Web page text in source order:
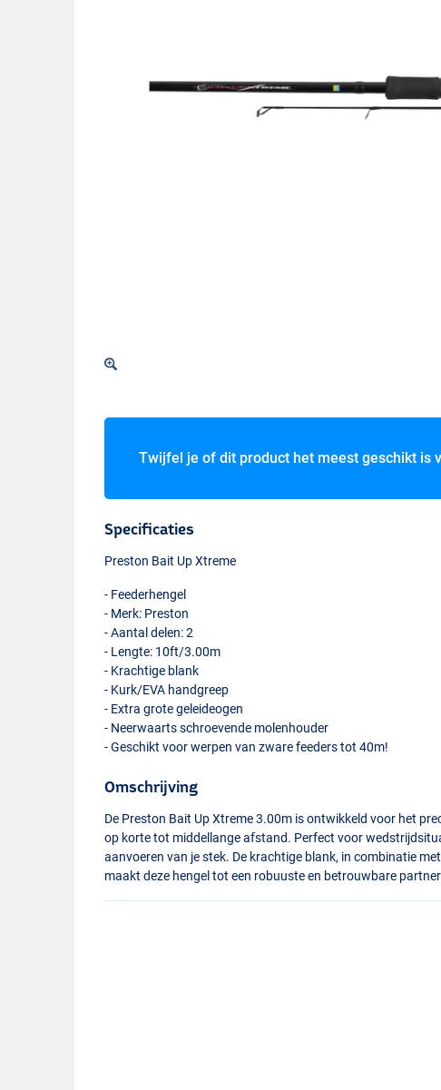
Twijfel je of dit product het meest geschikt is
Specificaties
Preston Bait Up Xtreme
- Feederhengel
- Merk: Preston
- Aantal delen: 2
- Lengte: 10ft/3.00m
- Krachtige blank
- Kurk/EVA handgreep
- Extra grote geleideogen
- Neerwaarts schroevende molenhouder
- Geschikt voor werpen van zware feeders tot 40m!
Omschrijving
De Preston Bait Up Xtreme 3.00m is ontwikkeld voor het
op korte tot middellange afstand. Perfect voor
aanvoeren van je stek. De krachtige blank, in combinatie
maakt deze hengel tot een robuuste en betrouwbare